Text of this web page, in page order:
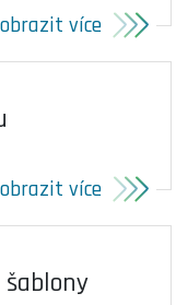
více
více
šablony